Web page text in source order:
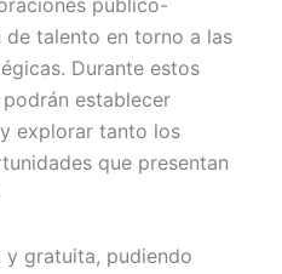
talento en torno a las
Durante estos
establecer
explorar tanto los
que presentan
y gratuita, pudiendo